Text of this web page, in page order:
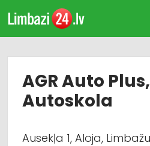
AGR Auto
Autoskola
Ausekļa 1, Aloja,